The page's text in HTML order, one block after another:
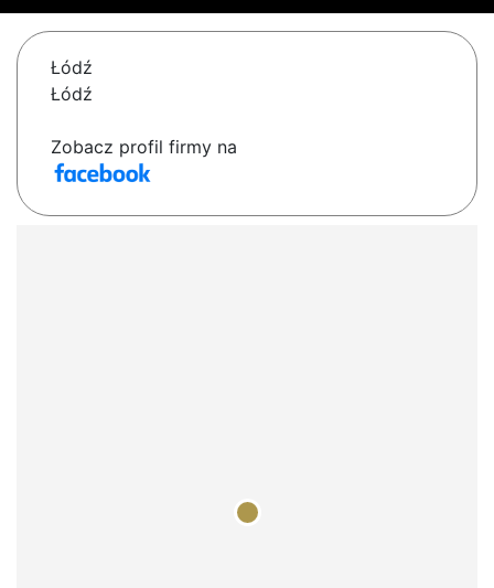
Łódź
Łódź
Zobacz profil firmy na